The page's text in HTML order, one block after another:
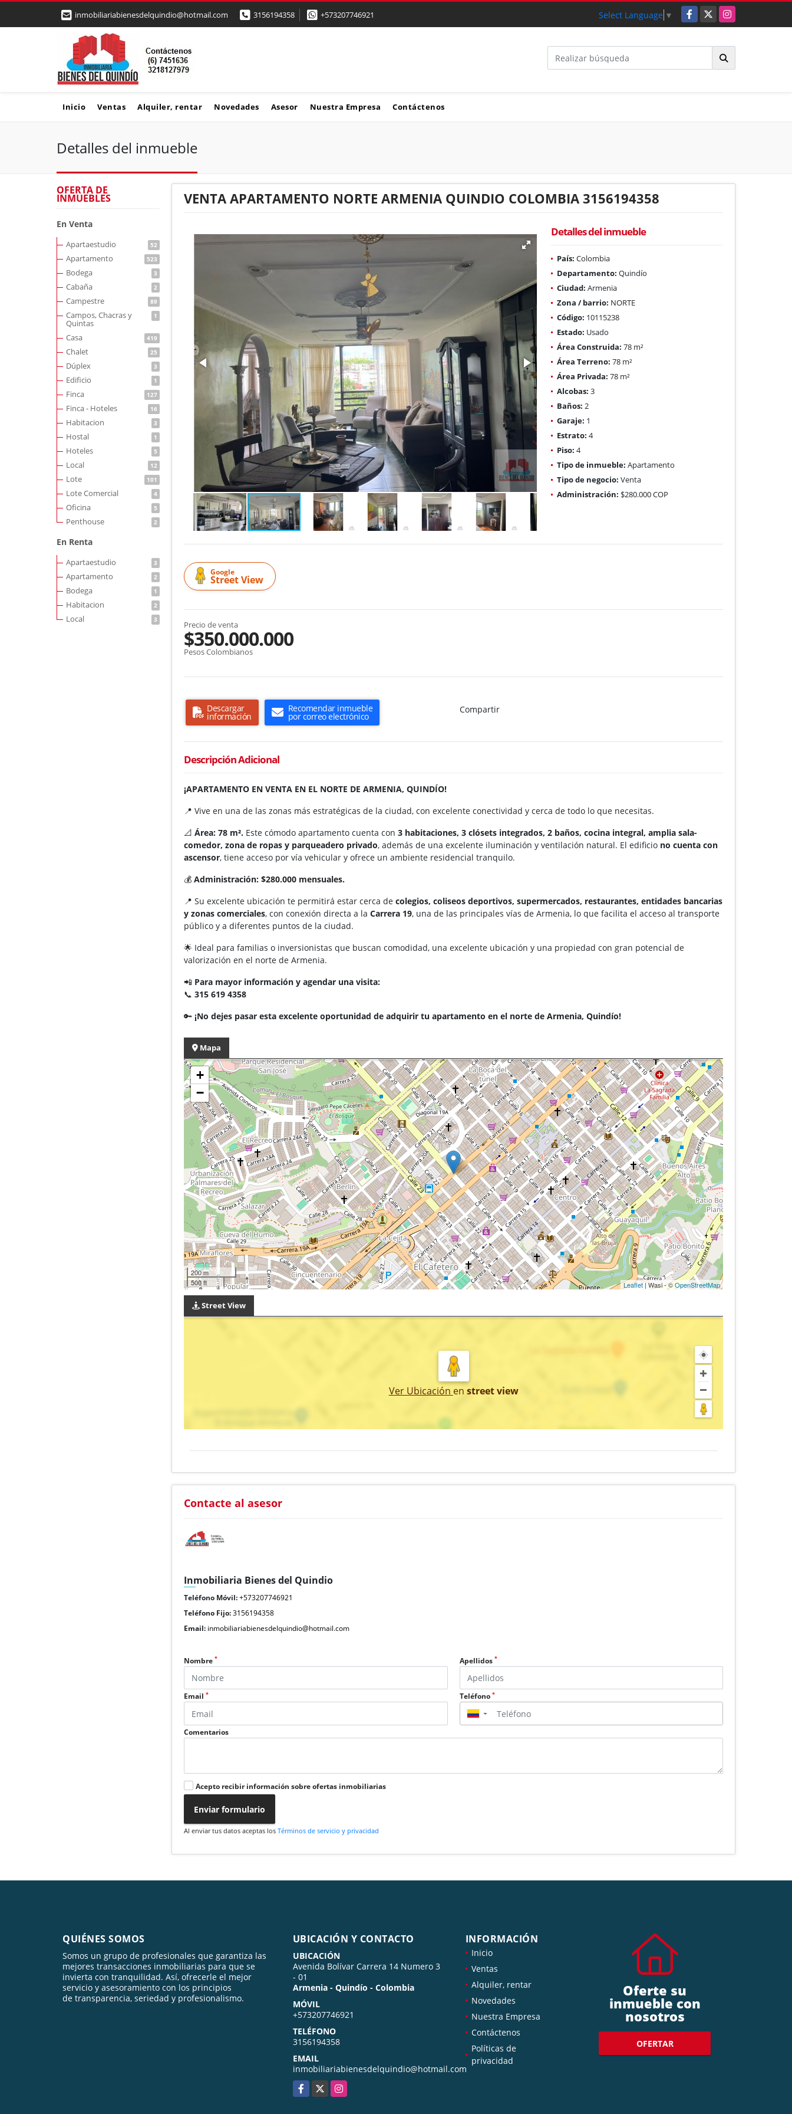
inmobiliariabienesdelquindio@hotmail.com 3156194358 +573207746921 Select Language ▼ Facebook
X Instagram
Inicio Ventas Alquiler, rentar Novedades Asesor Nuestra Empresa Contáctenos
Detalles del inmueble
OFERTA DE
INMUEBLES
En Venta
Apartaestudio 52
Apartamento 523
Bodega 3
Cabaña 2
Campestre 89
Campos, Chacras y
Quintas
1
Casa 419
Chalet 25
Dúplex 3
Edificio 1
Finca 127
Finca - Hoteles 16
Habitacion 3
Hostal 1
Hoteles 5
Local 12
Lote 101
Lote Comercial 4
Oficina 5
Penthouse 2
En Renta
Apartaestudio 3
Apartamento 2
Bodega 1
Habitacion 2
Local 3
VENTA APARTAMENTO NORTE ARMENIA QUINDIO COLOMBIA 3156194358
Detalles del inmueble
País: Colombia
Departamento: Quindío
Ciudad: Armenia
Zona / barrio: NORTE
Código: 10115238
Estado: Usado
Área Construida: 78 m²
Área Terreno: 78 m²
Área Privada: 78 m²
Alcobas: 3
Baños: 2
Garaje: 1
Estrato: 4
Piso: 4
Tipo de inmueble: Apartamento
Tipo de negocio: Venta
Administración: $280.000 COP
Google
Street View
Precio de venta
$350.000.000
Pesos Colombianos
Descargar
información
Recomendar inmueble
por correo electrónico
Compartir
Descripción Adicional
¡APARTAMENTO EN VENTA EN EL NORTE DE ARMENIA, QUINDÍO!
📍 Vive en una de las zonas más estratégicas de la ciudad, con excelente conectividad y cerca de todo lo que necesitas.
📐Área: 78 m². Este cómodo apartamento cuenta con3 habitaciones, 3 clósets integrados, 2 baños, cocina integral, amplia sala-
comedor, zona de ropas y parqueadero privado, además de una excelente iluminación y ventilación natural. El edificio no cuenta con
ascensor, tiene acceso por vía vehicular y ofrece un ambiente residencial tranquilo.
💰Administración: $280.000 mensuales.
📍 Su excelente ubicación te permitirá estar cerca decolegios, coliseos deportivos, supermercados, restaurantes, entidades bancarias
y zonas comerciales, con conexión directa a laCarrera 19, una de las principales vías de Armenia, lo que facilita el acceso al transporte
público y a diferentes puntos de la ciudad.
🌟 Ideal para familias o inversionistas que buscan comodidad, una excelente ubicación y una propiedad con gran potencial de
valorización en el norte de Armenia.
📲 Para mayor información y agendar una visita:
📞315 619 4358
🔑¡No dejes pasar esta excelente oportunidad de adquirir tu apartamento en el norte de Armenia, Quindío!
Mapa
+
−
200 m
500 ft
Leaflet| Wasi - ©OpenStreetMap
Street View
Ver Ubicación en street view
Contacte al asesor
Inmobiliaria Bienes del Quindio
Teléfono Móvil:+573207746921
Teléfono Fijo:3156194358
Email: inmobiliariabienesdelquindio@hotmail.com
Nombre* Apellidos *
Email* Teléfono *
▼
Comentarios
Acepto recibir información sobre ofertas inmobiliarias
Enviar formulario
Al enviar tus datos aceptas losTérminos de servicio y privacidad
QUIÉNES SOMOS
Somos un grupo de profesionales que garantiza las
mejores transacciones inmobiliarias para que se
invierta con tranquilidad. Así, ofrecerle el mejor
servicio y asesoramiento con los principios
de transparencia, seriedad y profesionalismo.
UBICACIÓN Y CONTACTO
UBICACIÓN
Avenida Bolívar Carrera 14 Numero 3
- 01
Armenia - Quindío - Colombia
MÓVIL
+573207746921
TELÉFONO
3156194358
EMAIL
inmobiliariabienesdelquindio@hotmail.com
Facebook
X Instagram
INFORMACIÓN
Inicio
Ventas
Alquiler, rentar
Novedades
Nuestra Empresa
Contáctenos
Políticas de
privacidad
Oferte su
inmueble con
nosotros
OFERTAR